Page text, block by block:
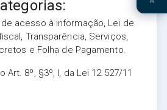
acesso à informação, Lei de
Transparência, Serviços,
e Folha de Pagamento.
Art. 8º, §3º, I, da Lei 12.527/11